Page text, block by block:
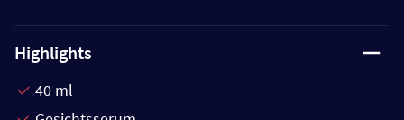
Highlights
40 ml